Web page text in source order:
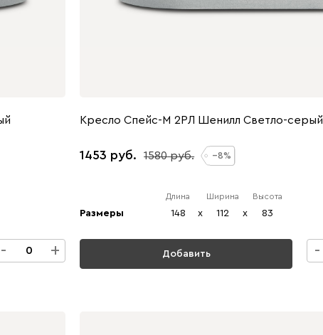
- +
Кресло Спейс-М 2РЛ Шенилл Светло-серый
1453 1580 8
Размеры
Длина
148 x
Ширина
112 x
Высота
83
Добавить -